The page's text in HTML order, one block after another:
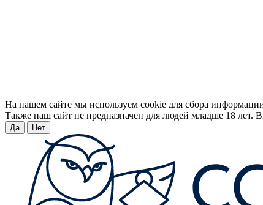
На нашем сайте мы используем cookie для сбора
Также наш сайт не предназначен для людей младше 18 лет.
Да Нет